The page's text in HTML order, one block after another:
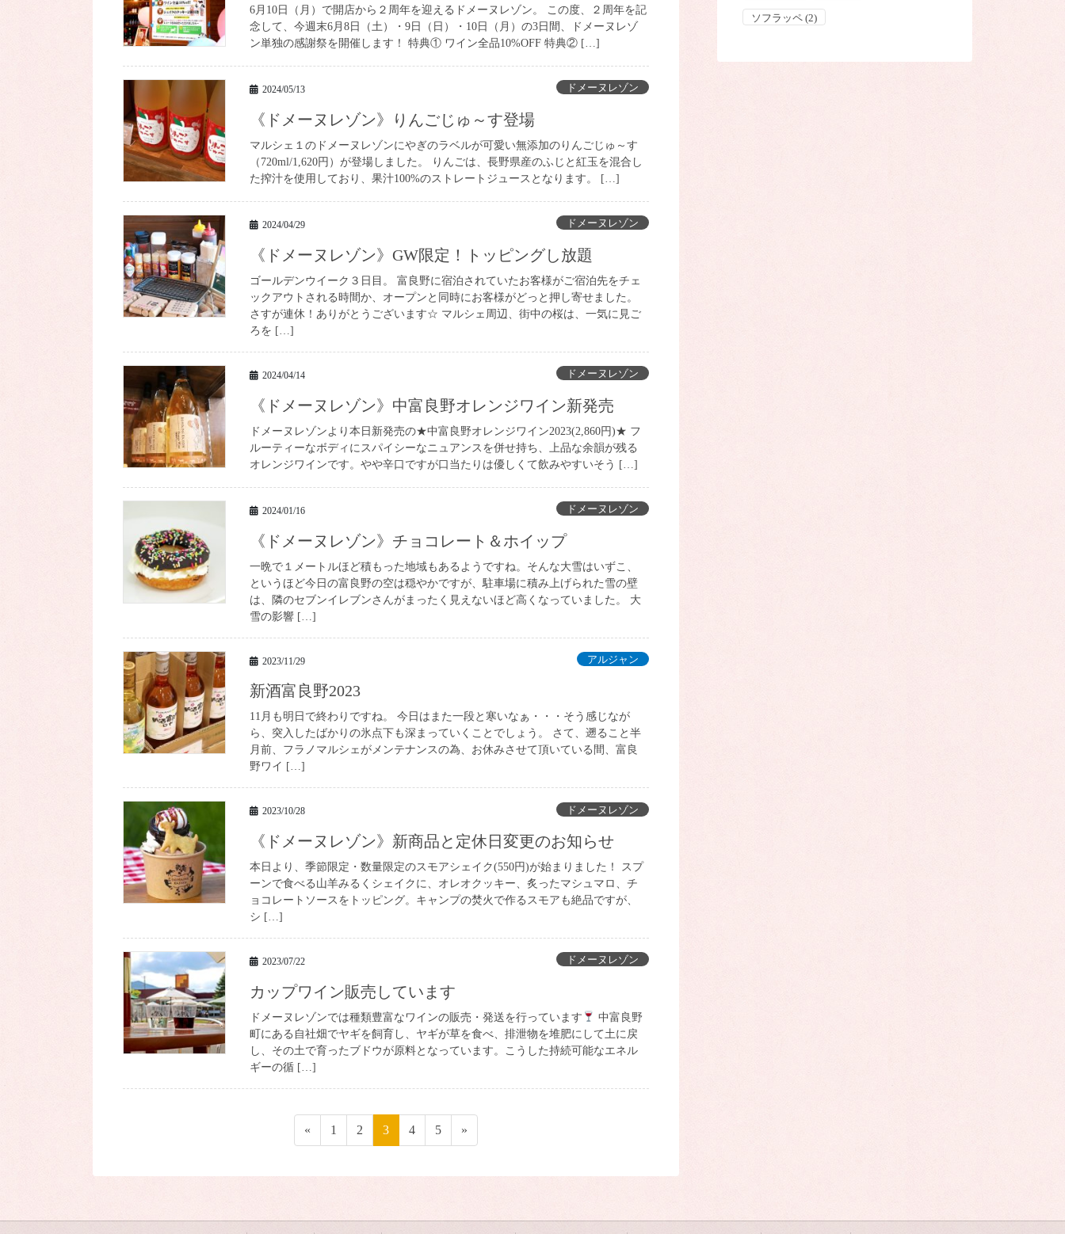
6月10日（月）で開店から２周年を迎えるドメーヌレゾン。 この度、２周年を記
念して、今週末6月8日（土）・9日（日）・10日（月）の3日間、ドメーヌレゾ
ン単独の感謝祭を開催します！ 特典① ワイン全品10%OFF 特典② […]
2024/05/13 ドメーヌレゾン
《ドメーヌレゾン》りんごじゅ～す登場
マルシェ１のドメーヌレゾンにやぎのラベルが可愛い無添加のりんごじゅ～す
（720ml/1,620円）が登場しました。 りんごは、長野県産のふじと紅玉を混合し
た搾汁を使用しており、果汁100%のストレートジュースとなります。 […]
2024/04/29 ドメーヌレゾン
《ドメーヌレゾン》GW限定！トッピングし放題
ゴールデンウイーク３日目。 富良野に宿泊されていたお客様がご宿泊先をチェ
ックアウトされる時間か、オープンと同時にお客様がどっと押し寄せました。
さすが連休！ありがとうございます☆ マルシェ周辺、街中の桜は、一気に見ご
ろを […]
2024/04/14 ドメーヌレゾン
《ドメーヌレゾン》中富良野オレンジワイン新発売
ドメーヌレゾンより本日新発売の★中富良野オレンジワイン2023(2,860円)★ フ
ルーティーなボディにスパイシーなニュアンスを併せ持ち、上品な余韻が残る
オレンジワインです。やや辛口ですが口当たりは優しくて飲みやすいそう […]
2024/01/16 ドメーヌレゾン
《ドメーヌレゾン》チョコレート＆ホイップ
一晩で１メートルほど積もった地域もあるようですね。そんな大雪はいずこ、
というほど今日の富良野の空は穏やかですが、駐車場に積み上げられた雪の壁
は、隣のセブンイレブンさんがまったく見えないほど高くなっていました。 大
雪の影響 […]
2023/11/29 アルジャン
新酒富良野2023
11月も明日で終わりですね。 今日はまた一段と寒いなぁ・・・そう感じなが
ら、突入したばかりの氷点下も深まっていくことでしょう。 さて、遡ること半
月前、フラノマルシェがメンテナンスの為、お休みさせて頂いている間、富良
野ワイ […]
2023/10/28 ドメーヌレゾン
《ドメーヌレゾン》新商品と定休日変更のお知らせ
本日より、季節限定・数量限定のスモアシェイク(550円)が始まりました！ スプ
ーンで食べる山羊みるくシェイクに、オレオクッキー、炙ったマシュマロ、チ
ョコレートソースをトッピング。キャンプの焚火で作るスモアも絶品ですが、
シ […]
2023/07/22 ドメーヌレゾン
カップワイン販売しています
ドメーヌレゾンでは種類豊富なワインの販売・発送を行っています
中富良野
町にある自社畑でヤギを飼育し、ヤギが草を食べ、排泄物を堆肥にして土に戻
し、その土で育ったブドウが原料となっています。こうした持続可能なエネル
ギーの循 […]
の
«
ペ
ー
1
ペ
ー
2
ペ
ー
3
ペ
ー
4
ペ
ー
5 »
ソフラッペ (2)